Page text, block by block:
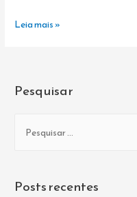
GIBRAN
Leia mais »
Pesquisar
Posts recentes